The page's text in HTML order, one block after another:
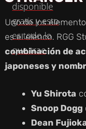
Uno de los
es el elenco. RGG
combinación de
japoneses y
Yu Shirota
Snoop Dogg
Dean